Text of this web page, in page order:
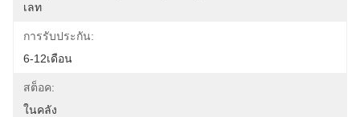
เลท
การรับประกัน:
6-12เดือน
สต็อค:
ในคลัง